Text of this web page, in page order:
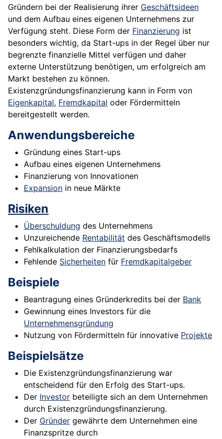
Gründern bei der Realisierung ihrer Geschäftsideen
und dem Aufbau eines eigenen Unternehmens zur
Verfügung steht. Diese Form der Finanzierung ist
besonders wichtig, da Start-ups in der Regel über nur
begrenzte finanzielle Mittel verfügen und daher
externe Unterstützung benötigen, um erfolgreich am
Markt bestehen zu können.
Existenzgründungsfinanzierung kann in Form von
Eigenkapital, Fremdkapital oder Fördermitteln
bereitgestellt werden.
Anwendungsbereiche
Gründung eines Start-ups
Aufbau eines eigenen Unternehmens
Finanzierung von Innovationen
Expansion in neue Märkte
Risiken
Überschuldung des Unternehmens
Unzureichende Rentabilität des Geschäftsmodells
Fehlkalkulation der Finanzierungsbedarfs
Fehlende Sicherheiten für Fremdkapitalgeber
Beispiele
Beantragung eines Gründerkredits bei der Bank
Gewinnung eines Investors für die
Unternehmensgründung
Nutzung von Fördermitteln für innovative Projekte
Beispielsätze
Die Existenzgründungsfinanzierung war
entscheidend für den Erfolg des Start-ups.
Der Investor beteiligte sich an dem Unternehmen
durch Existenzgründungsfinanzierung.
Der Gründer gewährte dem Unternehmen eine
Finanzspritze durch